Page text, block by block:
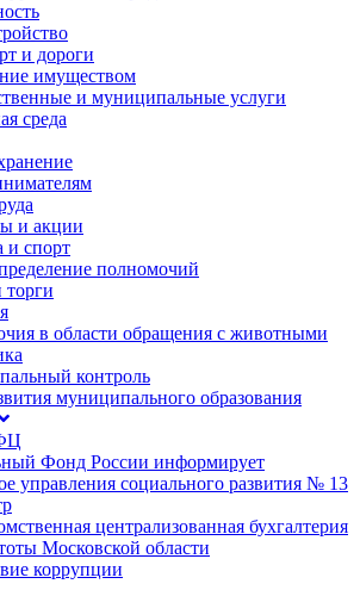
и дороги
имуществом
и муниципальные услуги
среда
и акции
и спорт
полномочий
торги
в области обращения с животными
контроль
муниципального образования
Фонд России информирует
управления социального развития № 13
централизованная бухгалтерия
Московской области
коррупции